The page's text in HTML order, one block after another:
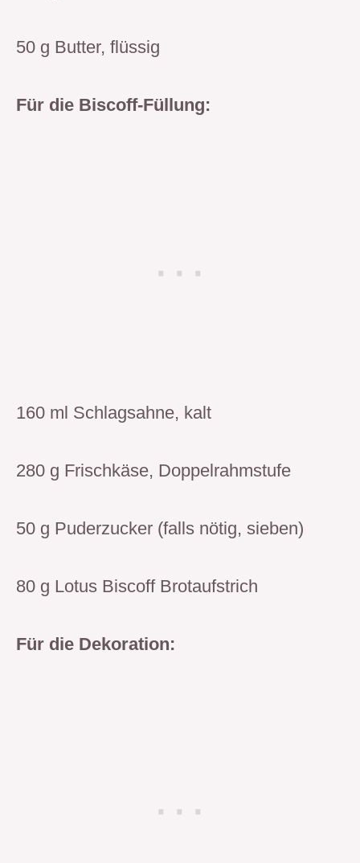
50 g Butter, flüssig
Für die Biscoff-Füllung:
160 ml Schlagsahne, kalt
280 g Frischkäse, Doppelrahmstufe
50 g Puderzucker (falls nötig, sieben)
80 g Lotus Biscoff Brotaufstrich
Für die Dekoration: